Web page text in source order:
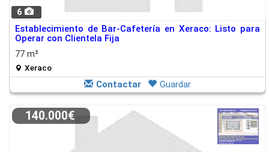
6
Establecimiento de Bar-Cafetería en Xeraco: Listo para
Operar con Clientela Fija
77 m²
Xeraco
Contactar Guardar
140.000€